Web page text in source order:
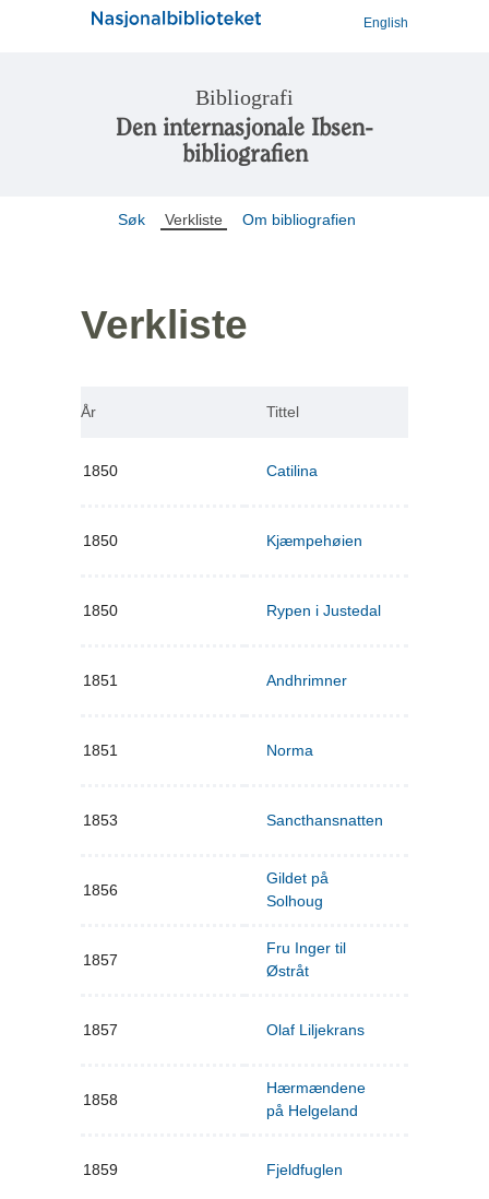
English
Bibliografi
Den internasjonale Ibsen-
bibliografien
Søk Verkliste Om bibliografien
Verkliste
År Tittel
1850 Catilina
1850 Kjæmpehøien
1850 Rypen i Justedal
1851 Andhrimner
1851 Norma
1853 Sancthansnatten
1856
Gildet på
Solhoug
1857
Fru Inger til
Østråt
1857 Olaf Liljekrans
1858
Hærmændene
på Helgeland
1859 Fjeldfuglen